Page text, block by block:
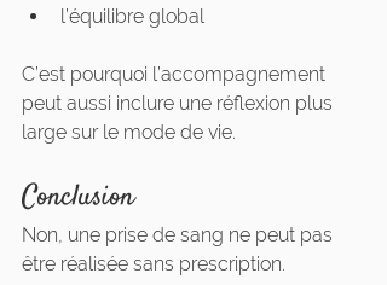
l’équilibre global
C’est pourquoi l’accompagnement
peut aussi inclure une réflexion plus
large sur le mode de vie.
Conclusion
Non, une prise de sang ne peut pas
être réalisée sans prescription.